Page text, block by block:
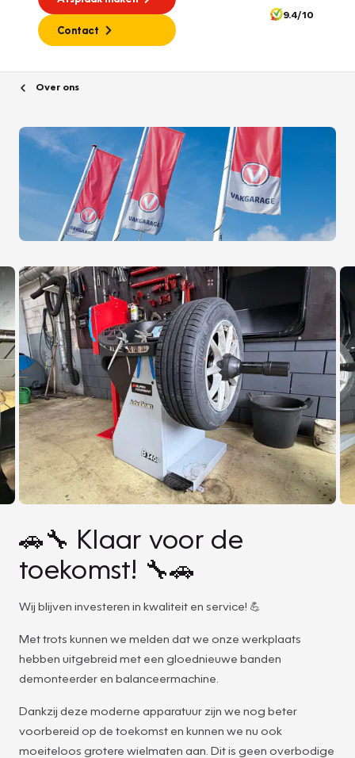
Contact
9.4/10
Over ons
🚗🔧 Klaar voor de
toekomst! 🔧🚗
Wij blijven investeren in kwaliteit en service! 💪
Met trots kunnen we melden dat we onze werkplaats
hebben uitgebreid met een gloednieuwe banden
demonteerder en balanceermachine.
Dankzij deze moderne apparatuur zijn we nog beter
voorbereid op de toekomst en kunnen we nu ook
moeiteloos grotere wielmaten aan. Dit is geen overbodige